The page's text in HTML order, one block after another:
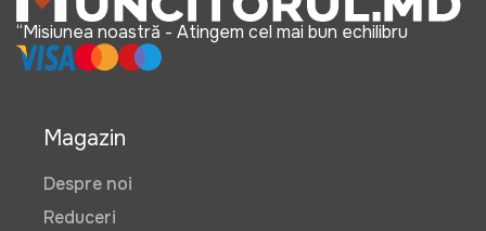
“Misiunea noastră - Atingem cel mai bun echilibru
Magazin
Despre noi
Reduceri